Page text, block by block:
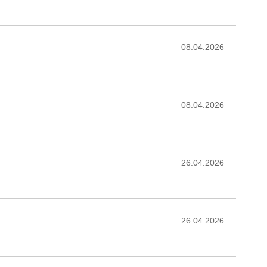
08.04.2026
08.04.2026
26.04.2026
26.04.2026